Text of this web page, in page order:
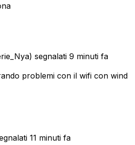
segnalati 9 minuti fa
problemi con il wifi con wind
11 minuti fa